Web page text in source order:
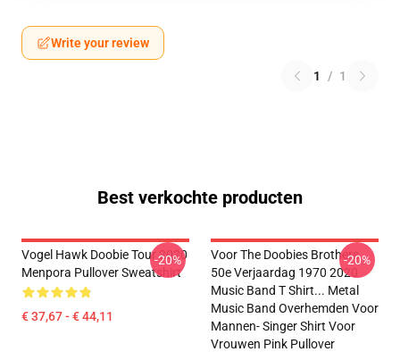
Write your review
1 / 1
Best verkochte producten
Vogel Hawk Doobie Tour 2020
Menpora Pullover Sweatshirt
€ 37,67 - € 44,11
-20%
Voor The Doobies Brothers
50e Verjaardag 1970 2020
Music Band T Shirt... Metal
Music Band Overhemden Voor
Mannen- Singer Shirt Voor
Vrouwen Pink Pullover
-20%